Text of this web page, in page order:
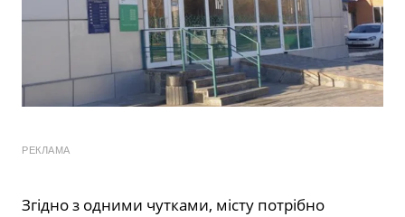
РЕКЛАМА
Згідно з одними чутками, місту потрібно